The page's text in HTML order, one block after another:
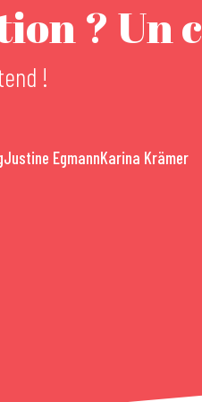
? Un
!
Justine EgmannKarina Krämer